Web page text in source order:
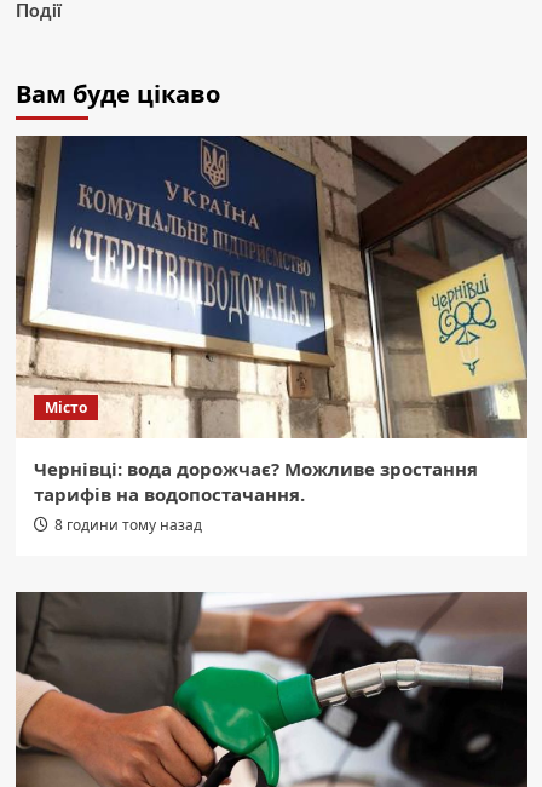
Події
Вам буде цікаво
Місто
Чернівці: вода дорожчає? Можливе зростання
тарифів на водопостачання.
8 години тому назад